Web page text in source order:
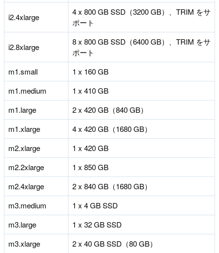
i2.4xlarge
4 x 800 GB SSD（3200 GB）、TRIM をサ
ポート
i2.8xlarge
8 x 800 GB SSD（6400 GB）、TRIM をサ
ポート
m1.small
1 x 160 GB
m1.medium
1 x 410 GB
m1.large
2 x 420 GB（840 GB）
m1.xlarge
4 x 420 GB（1680 GB）
m2.xlarge
1 x 420 GB
m2.2xlarge
1 x 850 GB
m2.4xlarge
2 x 840 GB（1680 GB）
m3.medium
1 x 4 GB SSD
m3.large
1 x 32 GB SSD
m3.xlarge
2 x 40 GB SSD（80 GB）